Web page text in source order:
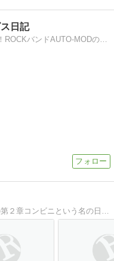
日記
ROCKも恋もB級グルメ（笑）！！！ROCKバンドAUTO-MODのジュネのROCKでB級グルメな日常のブログです。
コンビニを求めてさまよう探検記の第２章コンビニという名の日本最後の秘境を探検するコンビニグルメ日記